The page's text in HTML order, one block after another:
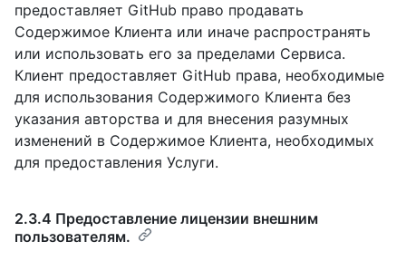
предоставляет GitHub право продавать
Содержимое Клиента или иначе распространять
или использовать его за пределами Сервиса.
Клиент предоставляет GitHub права, необходимые
для использования Содержимого Клиента без
указания авторства и для внесения разумных
изменений в Содержимое Клиента, необходимых
для предоставления Услуги.
2.3.4 Предоставление лицензии внешним
пользователям.